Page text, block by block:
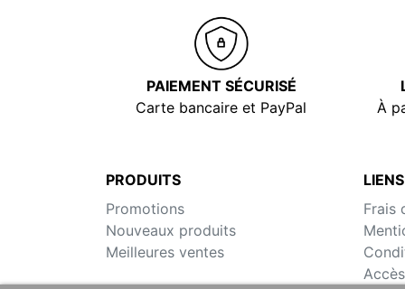
PAIEMENT SÉCURISÉ
Carte bancaire et PayPal
À
PRODUITS
Promotions
Nouveaux produits
Meilleures ventes
Frais